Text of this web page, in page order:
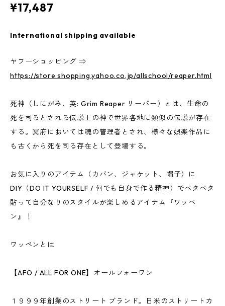
¥17,487
International shipping available
ヤフーショッピング ⇒
https://store.shopping.yahoo.co.jp/allschool/reaper.html
死神（しにがみ、英: Grim Reaper リーパー）とは、生命の
死を司るとされる伝説上の神で世界各地に類似の伝説が存在
する。冥府においては魂の管理者とされ、様々な娯楽作品に
も古くから死を司る存在として登場する。
お気に入りのアイテム（カバン、ジャケット、帽子）に
DIY（DO IT YOURSELF / 何でも自身で作る精神）でペタペタ
貼って自分なりのスタイルが楽しめるアイテム『ワッペ
ン』！
ワッペンとは
【AFO / ALL FOR ONE】オールフォーワン
１９９９年創業のストリート ブランド。日米のストリートカ